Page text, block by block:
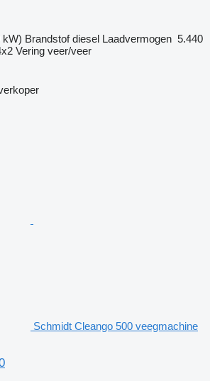
kW) Brandstof diesel Laadvermogen 5.440
Vering veer/veer
Schmidt Cleango 500 veegmachine